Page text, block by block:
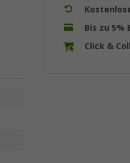
Bis zu 5%
Click &